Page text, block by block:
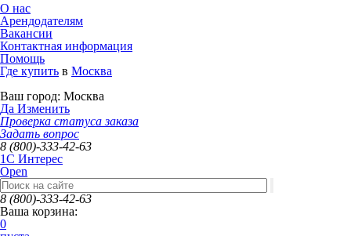
О нас
Арендодателям
Вакансии
Контактная информация
Помощь
Где купить в Москва
Ваш город: Москва
Да Изменить
Проверка статуса заказа
Задать вопрос
8 (800)-333-42-63
1C Интерес
Open
8 (800)-333-42-63
Ваша корзина:
0